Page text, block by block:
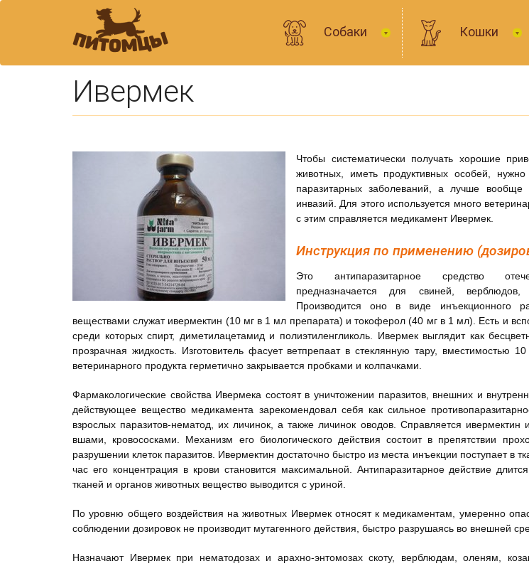
Собаки Кошки
Ивермек
Чтобы систематически получать хорошие
животных, иметь продуктивных особей,
паразитарных заболеваний, а лучше вообще
инвазий. Для этого используется много
с этим справляется медикамент Ивермек.
Инструкция по применению
Это антипаразитарное средство
предназначается для свиней,
Производится оно в виде инъекционного
веществами служат ивермектин (10 мг в 1 мл препарата) и токоферол (40 мг в 1 мл). Есть и
среди которых спирт, диметилацетамид и полиэтиленгликоль. Ивермек выглядит как
прозрачная жидкость. Изготовитель фасует ветпрепаат в стеклянную тару, вместимостью
ветеринарного продукта герметично закрывается пробками и колпачками.
Фармакологические свойства Ивермека состоят в уничтожении паразитов, внешних и
действующее вещество медикамента зарекомендовал себя как сильное
взрослых паразитов-нематод, их личинок, а также личинок оводов. Справляется ивермектин
вшами, кровососками. Механизм его биологического действия состоит в препятствии
разрушении клеток паразитов. Ивермектин достаточно быстро из места инъекции поступает в
час его концентрация в крови становится максимальной. Антипаразитарное действие
тканей и органов животных вещество выводится с уриной.
По уровню общего воздействия на животных Ивермек относят к медикаментам, умеренно
соблюдении дозировок не производит мутагенного действия, быстро разрушаясь во внешней
Назначают Ивермек при нематодозах и арахно-энтомозах скоту, верблюдам, оленям,